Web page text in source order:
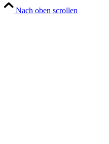
Nach oben scrollen